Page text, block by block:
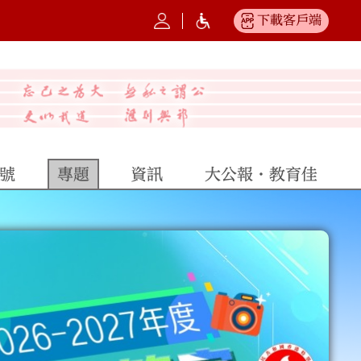
下載客戶端
專題 資訊 大公報·教育佳